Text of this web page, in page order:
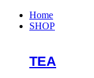
Home
SHOP
TEA